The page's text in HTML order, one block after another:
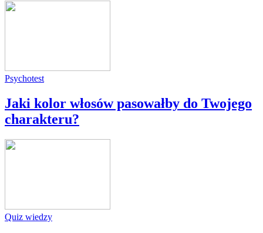
Psychotest
Jaki kolor włosów pasowałby do Twojego
charakteru?
Quiz wiedzy